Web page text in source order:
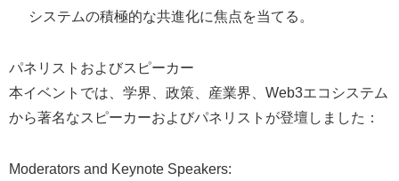
システムの積極的な共進化に焦点を当てる。
パネリストおよびスピーカー
本イベントでは、学界、政策、産業界、Web3エコシステム
から著名なスピーカーおよびパネリストが登壇しました：
Moderators and Keynote Speakers: